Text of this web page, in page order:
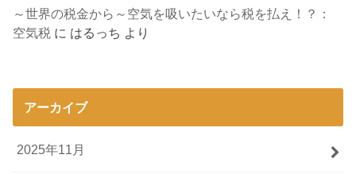
～世界の税金から～空気を吸いたいなら税を払え！？：
空気税 に はるっち より
アーカイブ
2025年11月